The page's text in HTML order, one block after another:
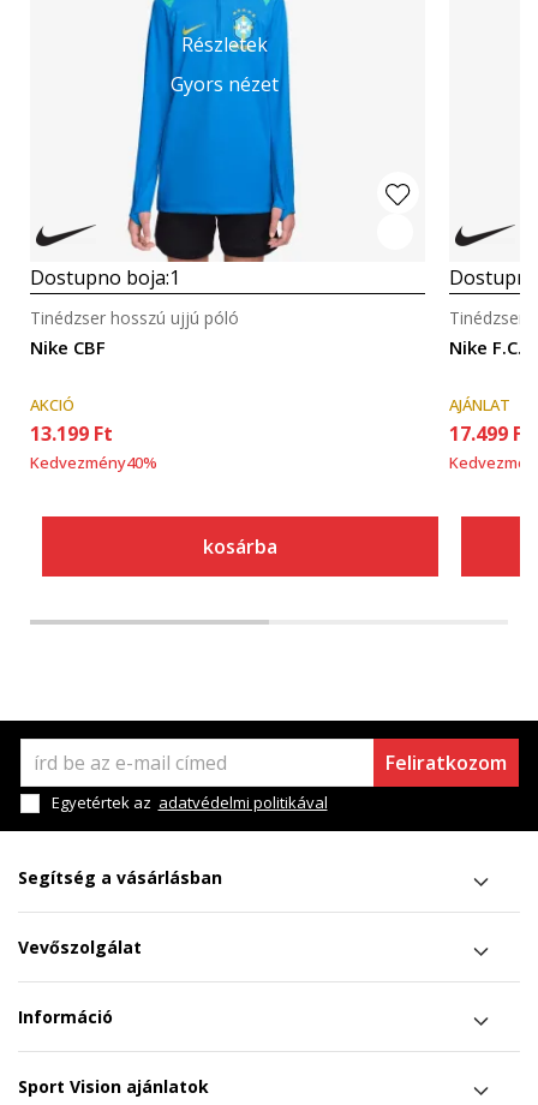
Részletek
Gyors nézet
Dostupno boja:1
Nike CBF
Tinédzser hosszú ujjú póló
AKCIÓ
13.199 Ft
Kedvezmény40%
kosárba
Nike F.C.
Tinédzser
AJÁNLAT
17.499 Ft
Feliratkozom
Egyetértek az adatvédelmi politikával
Segítség a vásárlásban
Vevőszolgálat
Információ
Sport Vision ajánlatok